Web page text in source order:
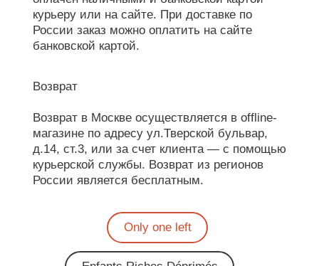
курьеру или на сайте. При доставке по
России заказ можно оплатить на сайте
банковской картой.
Возврат
Возврат в Москве осуществляется в offline-
магазине по адресу ул.Тверской бульвар,
д.14, ст.3, или за счет клиента — с помощью
курьерской службы. Возврат из регионов
России является бесплатным.
Only one left